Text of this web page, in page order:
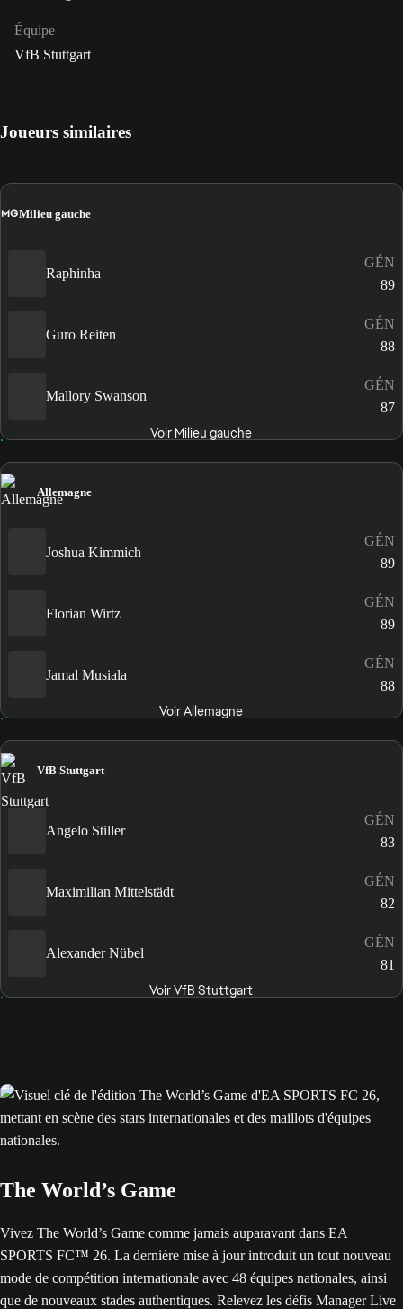
Équipe
VfB Stuttgart
Joueurs similaires
MGMilieu gauche
Raphinha
GÉN
89
Guro Reiten
GÉN
88
Mallory Swanson
GÉN
87
Voir Milieu gauche
Allemagne
Joshua Kimmich
GÉN
89
Florian Wirtz
GÉN
89
Jamal Musiala
GÉN
88
Voir Allemagne
VfB Stuttgart
Angelo Stiller
GÉN
83
Maximilian Mittelstädt
GÉN
82
Alexander Nübel
GÉN
81
Voir VfB Stuttgart
The World’s Game
Vivez The World’s Game comme jamais auparavant dans EA
SPORTS FC™ 26. La dernière mise à jour introduit un tout nouveau
mode de compétition internationale avec 48 équipes nationales, ainsi
que de nouveaux stades authentiques. Relevez les défis Manager Live